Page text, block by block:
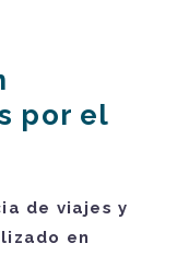
por el
de viajes y
en